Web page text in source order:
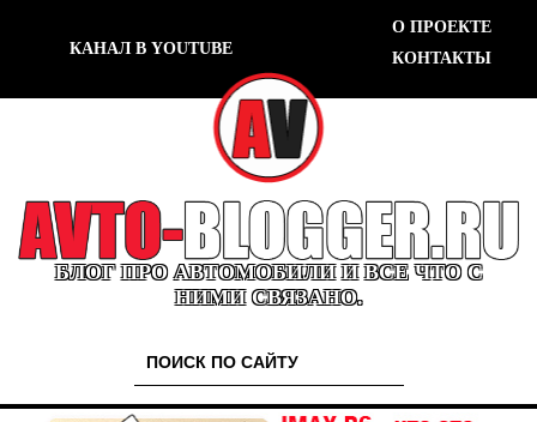
КАНАЛ В YOUTUBE
О ПРОЕКТЕ
КОНТАКТЫ
БЛОГ ПРО АВТОМОБИЛИ И ВСЕ ЧТО С
НИМИ СВЯЗАНО.